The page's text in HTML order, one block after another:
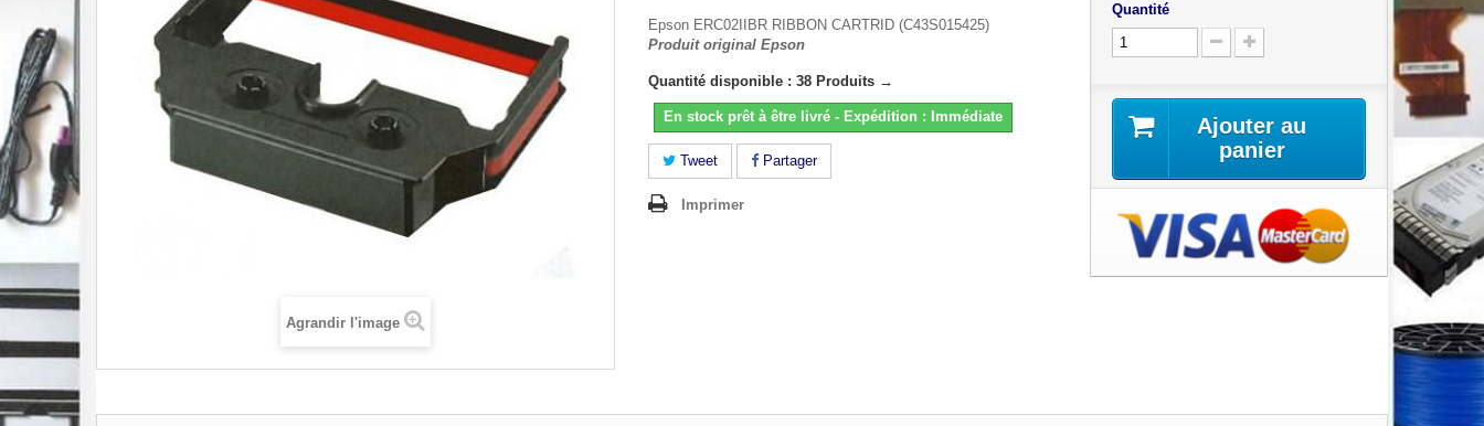
Agrandir l'image
Epson ERC02IIBR RIBBON CARTRID (C43S015425)
Produit original Epson
Quantité disponible : 38 Produits →
En stock prêt à être livré - Expédition : Immédiate
Tweet Partager
Imprimer
Quantité
Ajouter au
panier